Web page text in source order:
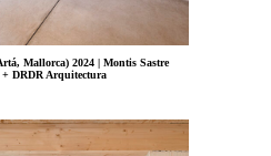
Mallorca) 2024 | Montis Sastre
DRDR Arquitectura